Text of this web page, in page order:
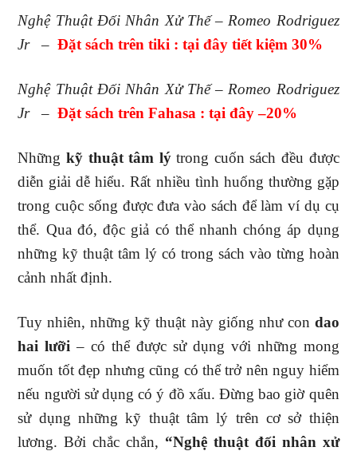
Nghệ Thuật Đối Nhân Xử Thế – Romeo Rodriguez
Jr
–Đặt sách trên tiki : tại đây tiết kiệm 30%
Nghệ Thuật Đối Nhân Xử Thế – Romeo Rodriguez
Jr
–Đặt sách trên Fahasa : tại đây–20%
Những kỹ thuật tâm lýtrong cuốn sách đều được
diễn giải dễ hiểu. Rất nhiều tình huống thường gặp
trong cuộc sống được đưa vào sách để làm ví dụ cụ
thể. Qua đó, độc giả có thể nhanh chóng áp dụng
những kỹ thuật tâm lý có trong sách vào từng hoàn
cảnh nhất định.
Tuy nhiên, những kỹ thuật này giống như con dao
hai lưỡi – có thể được sử dụng với những mong
muốn tốt đẹp nhưng cũng có thể trở nên nguy hiểm
nếu người sử dụng có ý đồ xấu. Đừng bao giờ quên
sử dụng những kỹ thuật tâm lý trên cơ sở thiện
lương. Bởi chắc chắn, “Nghệ thuật đối nhân xử